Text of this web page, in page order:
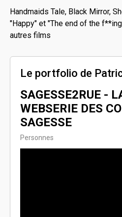
Handmaids Tale, Black Mirror,
"Happy" et "The end of the
autres films
Le portfolio de
SAGESSE2RUE -
WEBSERIE DES
SAGESSE
Personnes